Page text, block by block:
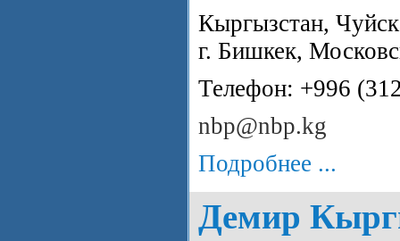
Кыргызстан,
г. Бишкек,
Телефон: +996
nbp@nbp.kg
Подробнее ...
Демир